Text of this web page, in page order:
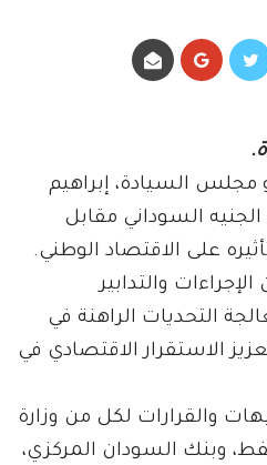
السيادة، إبراهيم
السوداني مقابل
على الاقتصاد الوطني.
والتدابير
التحديات الراهنة في
الاستقرار الاقتصادي في
والقرارات لكل من وزارة
وبنك السودان المركزي،